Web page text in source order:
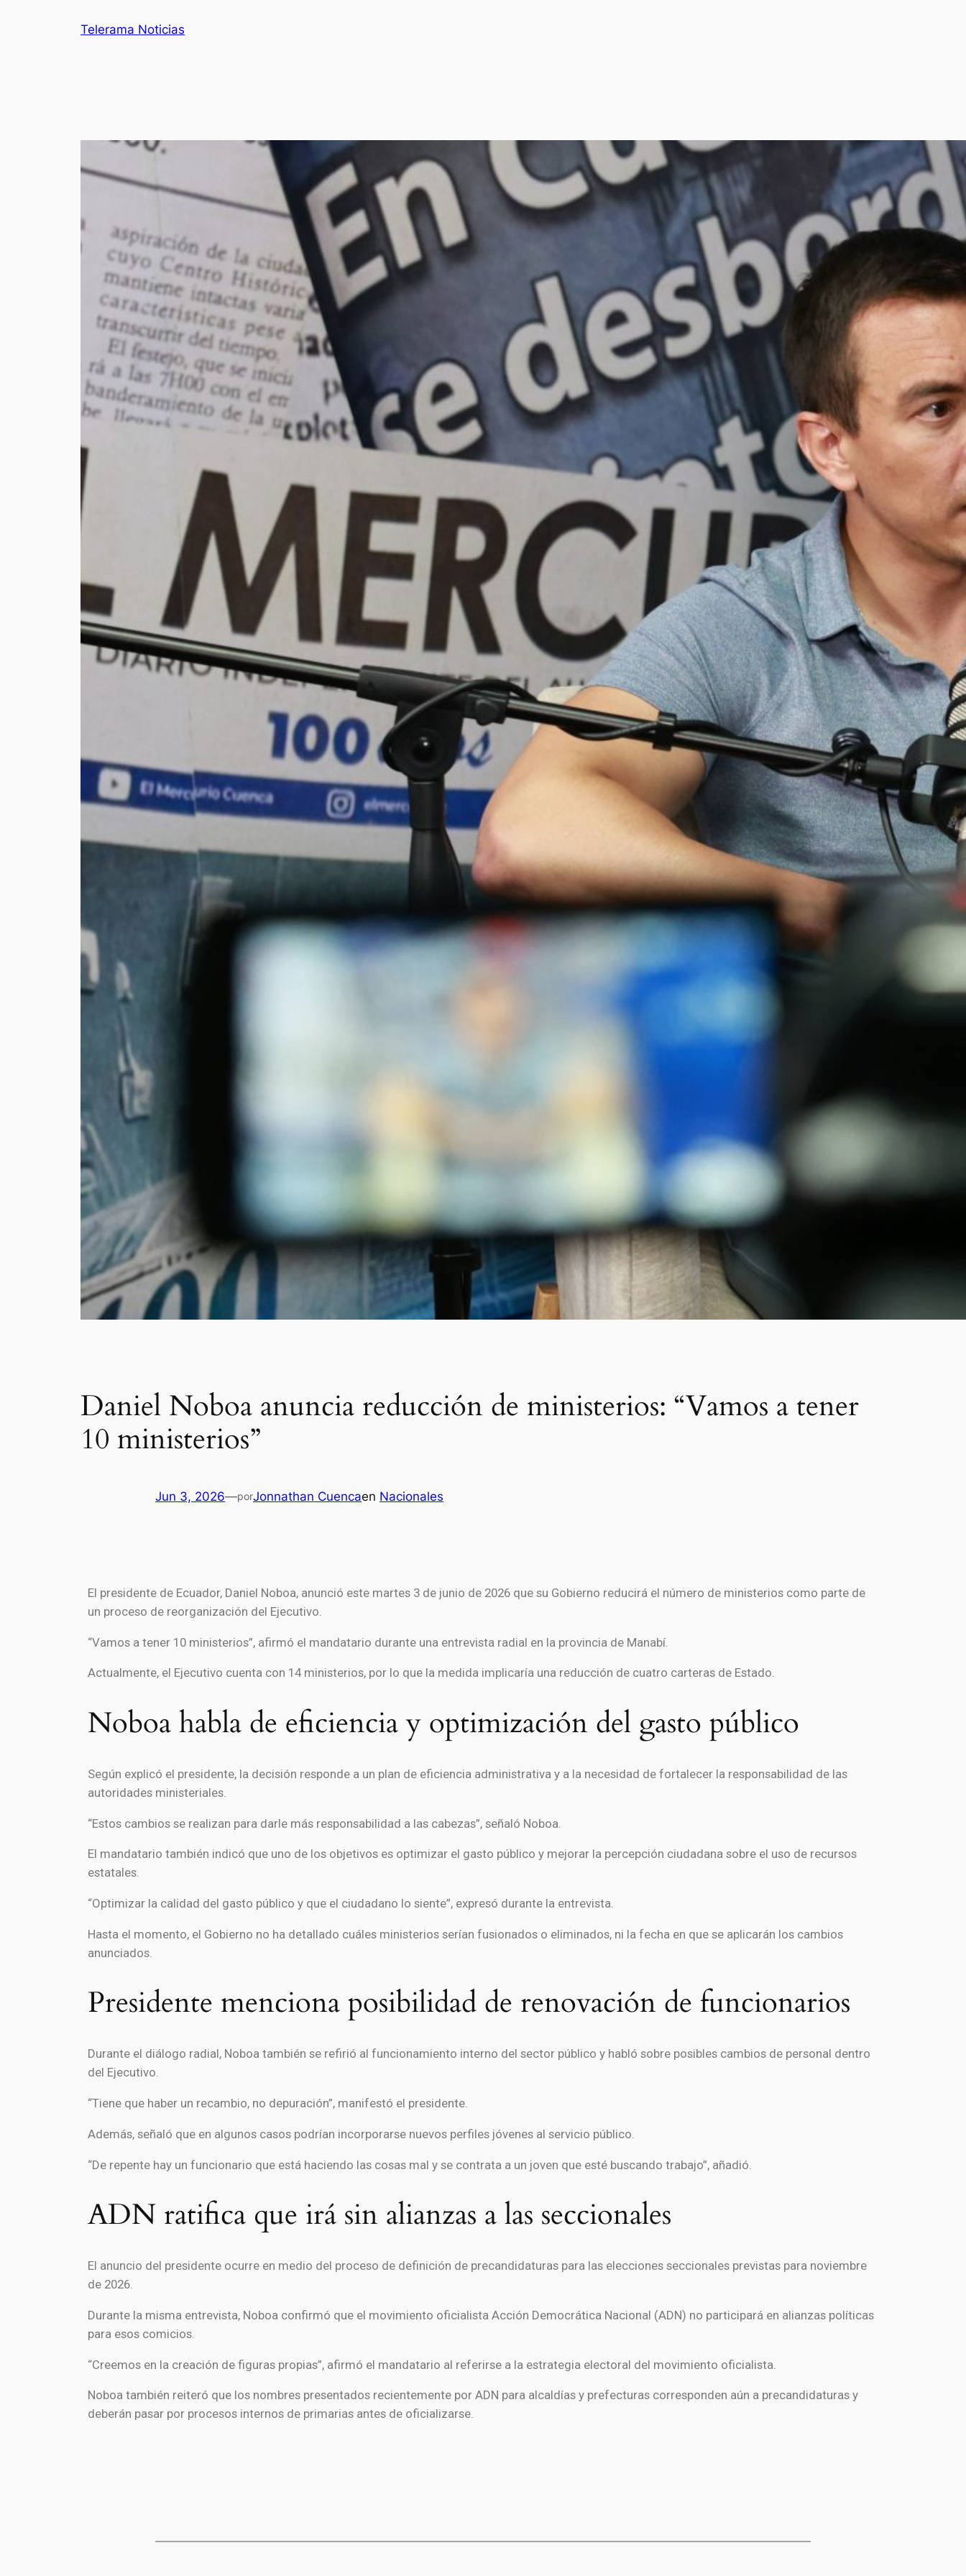
Telerama Noticias
Daniel Noboa anuncia reducción de ministerios: “Vamos a tener
10 ministerios”
Jun 3, 2026—porJonnathan Cuencaen Nacionales
El presidente de Ecuador, Daniel Noboa, anunció este martes 3 de junio de 2026 que su Gobierno reducirá el número de ministerios como parte de
un proceso de reorganización del Ejecutivo.
“Vamos a tener 10 ministerios”, afirmó el mandatario durante una entrevista radial en la provincia de Manabí
Actualmente, el Ejecutivo cuenta con 14 ministerios, por lo que la medida implicaría una reducción de cuatro carteras de Estado.
Noboa habla de eficiencia y optimización del gasto público
Según explicó el presidente, la decisión responde a un plan de eficiencia administrativa y a la necesidad de fortalecer la responsabilidad de las
autoridades ministeriales.
“Estos cambios se realizan para darle más responsabilidad a las cabezas”, señaló Noboa.
El mandatario también indicó que uno de los objetivos es optimizar el gasto público y mejorar la percepción ciudadana sobre el uso de recursos
estatales.
“Optimizar la calidad del gasto público y que el ciudadano lo siente”, expresó durante la entrevista.
Hasta el momento, el Gobierno no ha detallado cuáles ministerios serían fusionados o eliminados, ni la fecha en que se aplicarán los cambios
anunciados.
Presidente menciona posibilidad de renovación de funcionarios
Durante el diálogo radial, Noboa también se refirió al funcionamiento interno del sector público y habló sobre posibles cambios de personal dentro
del Ejecutivo.
“Tiene que haber un recambio, no depuración”, manifestó el presidente.
Además, señaló que en algunos casos podrían incorporarse nuevos perfiles jóvenes al servicio público.
“De repente hay un funcionario que está haciendo las cosas mal y se contrata a un joven que esté buscando trabajo”, añadió.
ADN ratifica que irá sin alianzas a las seccionales
El anuncio del presidente ocurre en medio del proceso de definición de precandidaturas para las elecciones seccionales previstas para noviembre
de 2026.
Durante la misma entrevista, Noboa confirmó que el movimiento oficialista Acción Democrática Nacional (ADN) no participará en alianzas políticas
para esos comicios.
“Creemos en la creación de figuras propias”, afirmó el mandatario al referirse a la estrategia electoral del movimiento oficialista.
Noboa también reiteró que los nombres presentados recientemente por ADN para alcaldías y prefecturas corresponden aún a precandidaturas y
deberán pasar por procesos internos de primarias antes de oficializarse.